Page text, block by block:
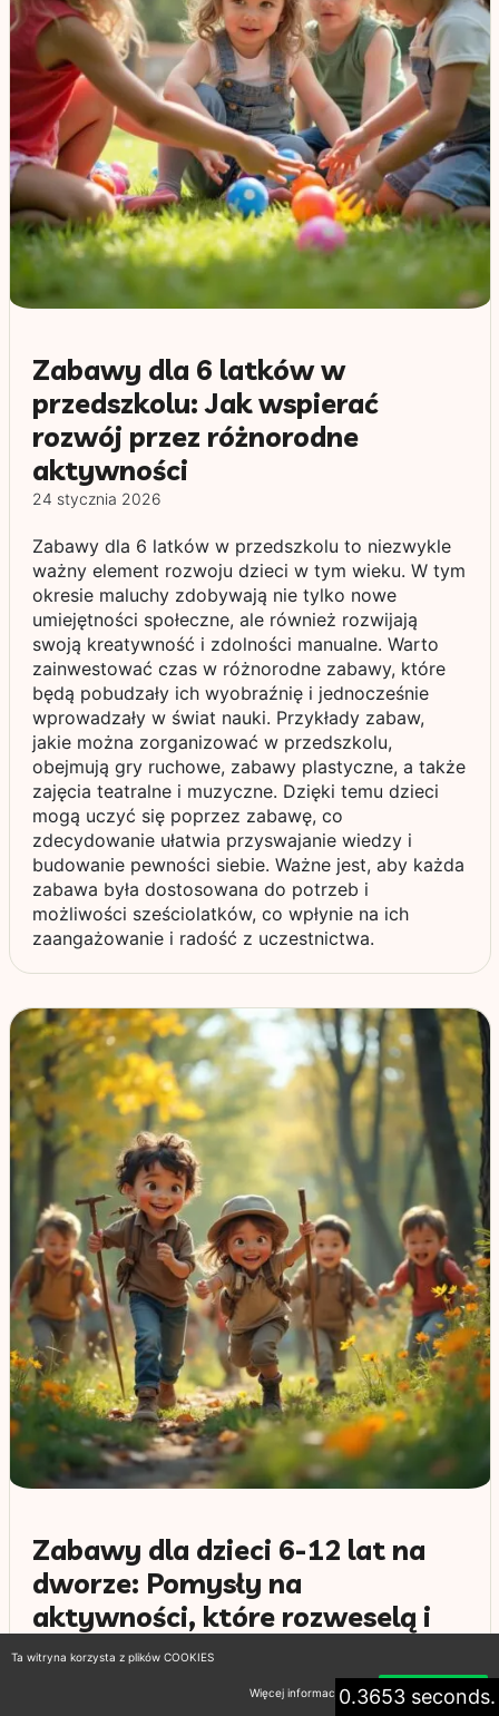
Zabawy dla 6 latków w
przedszkolu: Jak wspierać
rozwój przez różnorodne
aktywności
24 stycznia 2026
Zabawy dla 6 latków w przedszkolu to niezwykle
ważny element rozwoju dzieci w tym wieku. W tym
okresie maluchy zdobywają nie tylko nowe
umiejętności społeczne, ale również rozwijają
swoją kreatywność i zdolności manualne. Warto
zainwestować czas w różnorodne zabawy, które
będą pobudzały ich wyobraźnię i jednocześnie
wprowadzały w świat nauki. Przykłady zabaw,
jakie można zorganizować w przedszkolu,
obejmują gry ruchowe, zabawy plastyczne, a także
zajęcia teatralne i muzyczne. Dzięki temu dzieci
mogą uczyć się poprzez zabawę, co
zdecydowanie ułatwia przyswajanie wiedzy i
budowanie pewności siebie. Ważne jest, aby każda
zabawa była dostosowana do potrzeb i
możliwości sześciolatków, co wpłynie na ich
zaangażowanie i radość z uczestnictwa.
Zabawy dla dzieci 6-12 lat na
dworze: Pomysły na
aktywności, które rozweselą i
zaangażują dzieci
0.3653 seconds.
Ta witryna korzysta z plików COOKIES
Więcej informacji Akceptuję